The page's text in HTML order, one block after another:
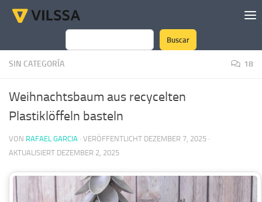
Zum Inhalt springen
Suchen
Buscar
SIN CATEGORÍA 18
Weihnachtsbaum aus recycelten
Plastiklöffeln basteln
VON RAFAEL GARCIA · VERÖFFENTLICHT DEZEMBER 7, 2025 ·
AKTUALISIERT DEZEMBER 2, 2025